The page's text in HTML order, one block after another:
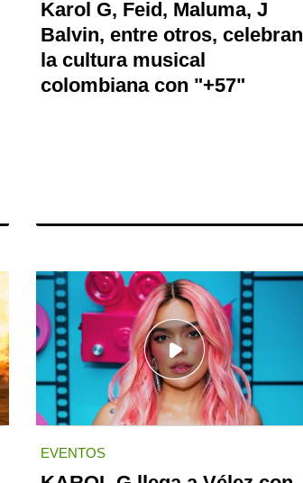
Karol G, Feid, Maluma, J
Balvin, entre otros, celebran
la cultura musical
colombiana con "+57"
EVENTOS